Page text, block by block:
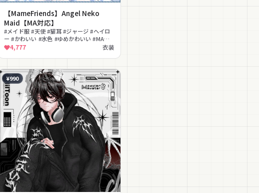
【MameFriends】Angel Neko
Maid【MA対応】
#メイド服 #天使 #猫耳 #ジャージ #ヘイロ
ー #かわいい #水色 #ゆめかわいい #MA対
応 #lilToon対応
4,777 衣装
¥990